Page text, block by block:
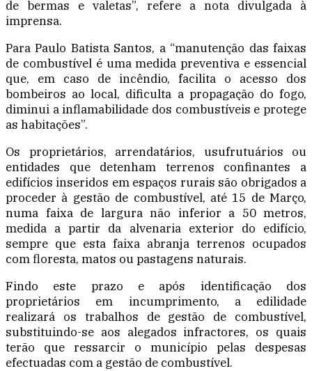
de bermas e valetas”, refere a nota divulgada à
imprensa.
Para Paulo Batista Santos, a “manutenção das faixas
de combustível é uma medida preventiva e essencial
que, em caso de incêndio, facilita o acesso dos
bombeiros ao local, dificulta a propagação do fogo,
diminui a inflamabilidade dos combustíveis e protege
as habitações”.
Os proprietários, arrendatários, usufrutuários ou
entidades que detenham terrenos confinantes a
edifícios inseridos em espaços rurais são obrigados a
proceder à gestão de combustível, até 15 de Março,
numa faixa de largura não inferior a 50 metros,
medida a partir da alvenaria exterior do edifício,
sempre que esta faixa abranja terrenos ocupados
com floresta, matos ou pastagens naturais.
Findo este prazo e após identificação dos
proprietários em incumprimento, a edilidade
realizará os trabalhos de gestão de combustível,
substituindo-se aos alegados infractores, os quais
terão que ressarcir o município pelas despesas
efectuadas com a gestão de combustível.